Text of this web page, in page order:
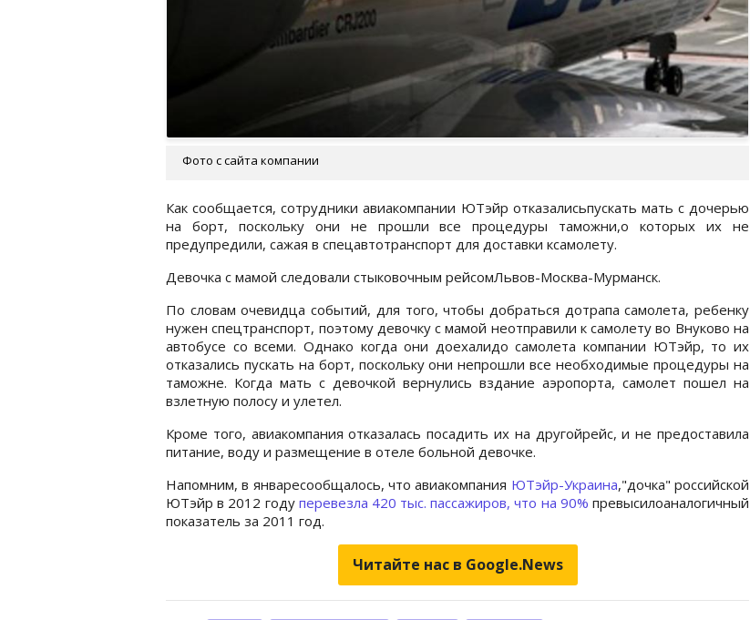
Фото с сайта компании
Как сообщается, сотрудники авиакомпании ЮТэйр отказалисьпускать мать с дочерью
на борт, поскольку они не прошли все процедуры таможни,о которых их не
предупредили, сажая в спецавтотранспорт для доставки ксамолету.
Девочка с мамой следовали стыковочным рейсомЛьвов-Москва-Мурманск.
По словам очевидца событий, для того, чтобы добраться дотрапа самолета, ребенку
нужен спецтранспорт, поэтому девочку с мамой неотправили к самолету во Внуково на
автобусе со всеми. Однако когда они доехалидо самолета компании ЮТэйр, то их
отказались пускать на борт, поскольку они непрошли все необходимые процедуры на
таможне. Когда мать с девочкой вернулись вздание аэропорта, самолет пошел на
взлетную полосу и улетел.
Кроме того, авиакомпания отказалась посадить их на другойрейс, и не предоставила
питание, воду и размещение в отеле больной девочке.
Напомним, в январесообщалось, что авиакомпания ЮТэйр-Украина,"дочка" российской
ЮТэйр в 2012 году перевезла 420 тыс. пассажиров, что на 90% превысилоаналогичный
показатель за 2011 год.
Читайте нас в Google.News